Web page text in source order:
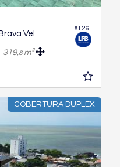
#1.261
Vel
319,8m²
COBERTURA DUPLEX